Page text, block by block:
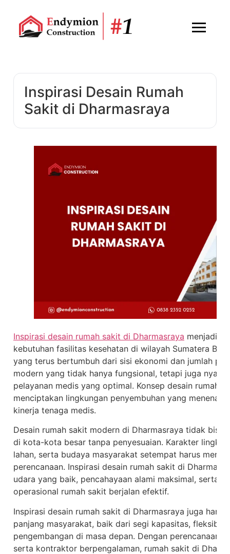
Inspirasi Desain Rumah
Sakit di Dharmasraya
Inspirasi desain rumah sakit di Dharmasraya menjadi
kebutuhan fasilitas kesehatan di wilayah Sumatera
yang terus bertumbuh dari sisi ekonomi dan jumlah
modern yang tidak hanya fungsional, tetapi juga
pelayanan medis yang optimal. Konsep desain rumah
menciptakan lingkungan penyembuhan yang
kinerja tenaga medis.
Desain rumah sakit modern di Dharmasraya tidak bisa
di kota-kota besar tanpa penyesuaian. Karakter
lahan, serta budaya masyarakat setempat harus
perencanaan. Inspirasi desain rumah sakit di
udara yang baik, pencahayaan alami maksimal, serta
operasional rumah sakit berjalan efektif.
Inspirasi desain rumah sakit di Dharmasraya juga
panjang masyarakat, baik dari segi kapasitas,
pengembangan di masa depan. Dengan perencanaan
serta kontraktor berpengalaman, rumah sakit di